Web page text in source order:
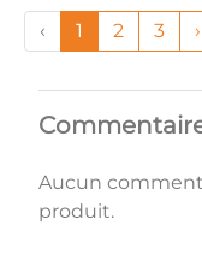
‹ 1 2 3 ›
Aucun
produit.